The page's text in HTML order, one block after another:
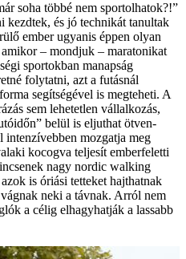
soha többé nem sportolhatok?!”
és jó technikát tanultak
ember ugyanis éppen olyan
– mondjuk – maratonikat
sportokban manapság
folytatni, azt a futásnál
segítségével is megteheti. A
sem lehetetlen vállalkozás,
belül is eljuthat ötven-
intenzívebben mozgatja meg
kocogva teljesít emberfeletti
nagy nordic walking
is óriási tetteket hajthatnak
neki a távnak. Arról nem
a célig elhagyhatják a lassabb